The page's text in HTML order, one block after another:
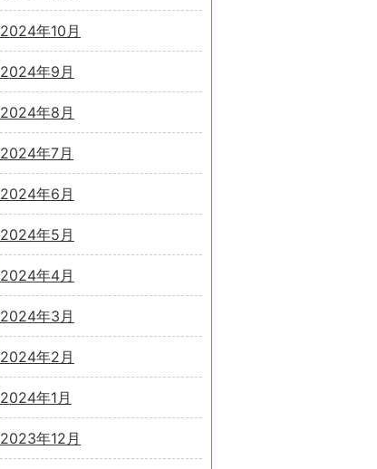
2024年10月
2024年9月
2024年8月
2024年7月
2024年6月
2024年5月
2024年4月
2024年3月
2024年2月
2024年1月
2023年12月